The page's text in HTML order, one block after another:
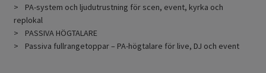
PA-system och ljudutrustning för scen, event, kyrka och
replokal
PASSIVA HÖGTALARE
Passiva fullrangetoppar – PA-högtalare för live, DJ och event